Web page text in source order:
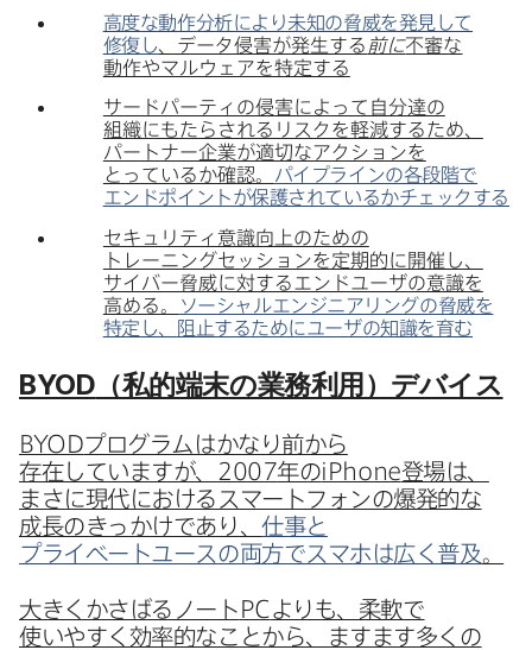
高度な​動作分析に​より​未知の​脅威を​発見して​
修復し、​データ侵害が​発生する 前に不審な​
動作や​マルウェアを​特定する
サードパーティの​侵害に​よって​自分達の​
組織にも​たらされる​リスクを​軽減する​ため、​
パートナー企業が​適切な​アクションを​
とっているか確認。 パイプラインの​各段階で​
エンドポイントが​保護されているか​チェックする
セキュリティ意識向上の​ための​
トレーニングセッションを​定期的に​開催し、​
サイバー脅威に​対する​エンドユーザの​意識を​
高める。
ソーシャルエンジニアリングの​脅威を​
特定し、​阻止する​ために​ユーザの​知識を​育む
BYOD （​私的端末の​業務利用）​デバイス
BYODプログラムは​かなり​前から​
存在していますが、
2007年のiPhone登場は、​
まさに​現代に​おける​スマートフォンの​爆発的な​
成長の​きっかけであり、仕事と​
プライベートユースの​両方で​スマホは​広く​普及 。
大きくかさばる​ノート PC よりも、​柔軟で​
使いやすく​効率的な​ことから、​ますます​多くの​